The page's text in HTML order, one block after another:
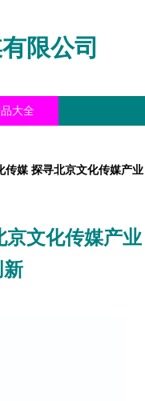
限公司
大全
传媒 探寻北京文化传媒产业
文化传媒产业
新